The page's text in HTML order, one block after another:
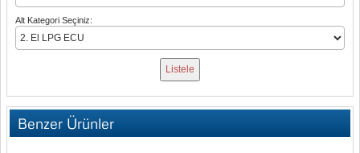
Alt Kategori Seçiniz:
Benzer Ürünler